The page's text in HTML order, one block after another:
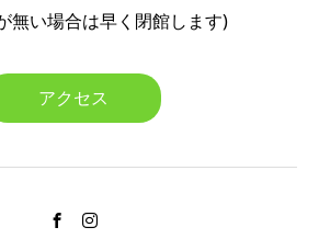
無い場合は早く閉館します)
アクセス